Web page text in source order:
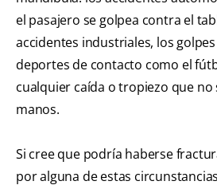
el pasajero se golpea contra el
accidentes industriales, los
deportes de contacto como el
cualquier caída o tropiezo que no
manos.
Si cree que podría haberse
por alguna de estas